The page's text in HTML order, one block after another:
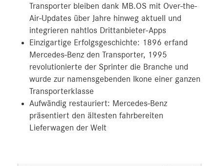
Transporter bleiben dank MB.OS mit Over-the-
Air-Updates über Jahre hinweg aktuell und
integrieren nahtlos Drittanbieter-Apps
Einzigartige Erfolgsgeschichte: 1896 erfand
Mercedes-Benz den Transporter, 1995
revolutionierte der Sprinter die Branche und
wurde zur namensgebenden Ikone einer ganzen
Transporterklasse
Aufwändig restauriert: Mercedes-Benz
präsentiert den ältesten fahrbereiten
Lieferwagen der Welt